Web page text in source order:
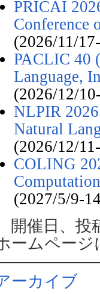
PRICAI
Conference
(2026/11/
PACLIC 40
Language,
(2026/12/
NLPIR
Natural
(2026/12/
COLING
(2027/5/9-
開催日、投
ームページ
ーカイブ